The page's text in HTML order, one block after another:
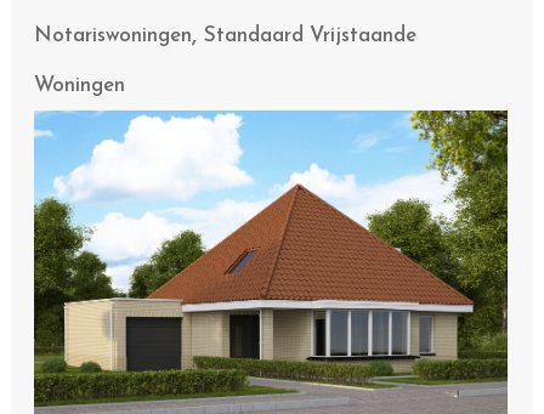
Notariswoningen,Standaard Vrijstaande
Woningen